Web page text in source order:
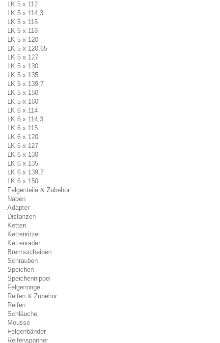
LK 5 x 112
LK 5 x 114,3
LK 5 x 115
LK 5 x 118
LK 5 x 120
LK 5 x 120,65
LK 5 x 127
LK 5 x 130
LK 5 x 135
LK 5 x 139,7
LK 5 x 150
LK 5 x 160
LK 6 x 114
LK 6 x 114,3
LK 6 x 115
LK 6 x 120
LK 6 x 127
LK 6 x 130
LK 6 x 135
LK 6 x 139,7
LK 6 x 150
Felgenteile & Zubehör
Naben
Adapter
Distanzen
Ketten
Kettenritzel
Kettenräder
Bremsscheiben
Schrauben
Speichen
Speichennippel
Felgenringe
Reifen & Zubehör
Reifen
Schläuche
Mousse
Felgenbänder
Reifenspanner